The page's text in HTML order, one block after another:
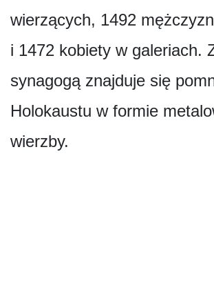
wierzących, 1492 mężczyzn
i 1472 kobiety w galeriach.
synagogą znajduje się
Holokaustu w formie
wierzby.